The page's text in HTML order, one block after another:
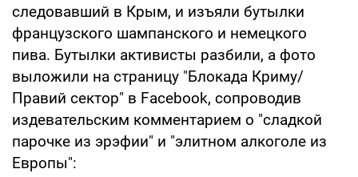
следовавший в Крым, и изъяли бутылки
французского шампанского и немецкого
пива. Бутылки активисты разбили, а фото
выложили на страницу "Блокада Криму/
Правий сектор" в Facebook, сопроводив
издевательским комментарием о "сладкой
парочке из эрэфии" и "элитном алкоголе из
Европы":